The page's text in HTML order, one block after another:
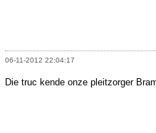
06-11-2012 22:04:17
Die truc kende onze pleitzorger